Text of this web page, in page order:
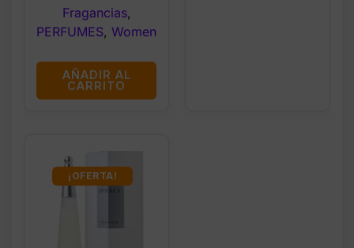
Fragancias,
PERFUMES, Women
AÑADIR AL
CARRITO
¡OFERTA!